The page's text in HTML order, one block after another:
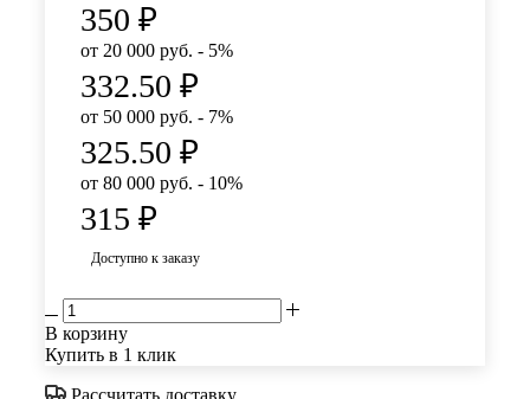
350 ₽
от 20 000 руб. - 5%
332.50 ₽
от 50 000 руб. - 7%
325.50 ₽
от 80 000 руб. - 10%
315 ₽
Доступно к заказу
В корзину
Купить в 1 клик